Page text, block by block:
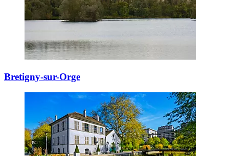
Bretigny-sur-Orge